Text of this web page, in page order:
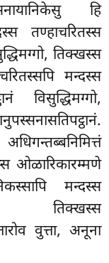
हि
तण्हाचरितस्स
तिक्खस्स
मन्दस्स
विसुद्धिमग्गो,
ओळारिकारम्मणे
मन्दस्स
तिक्खस्स
वुत्ता, अनूना